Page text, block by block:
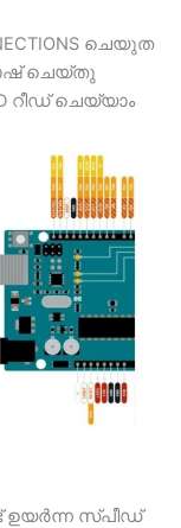
ചെയുത
ചെയ്തു
റീഡ് ചെയ്യാം
ഉയർന്ന സ്പീഡ്